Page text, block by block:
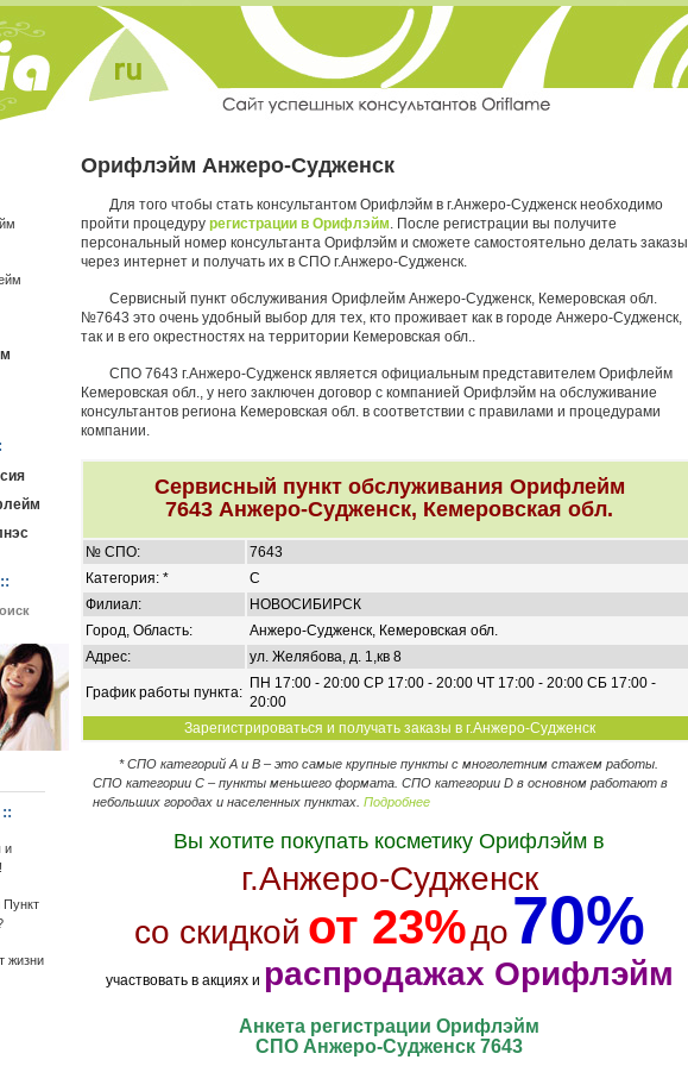
и
жизни
Орифлэйм Анжеро-Судженск
Для того чтобы стать консультантом Орифлэйм в г.Анжеро-Судженск необходимо
пройти процедуру регистрации в Орифлэйм. После регистрации вы получите
персональный номер консультанта Орифлэйм и сможете самостоятельно делать заказы
через интернет и получать их в СПО г.Анжеро-Судженск.
Сервисный пункт обслуживания Орифлейм Анжеро-Судженск, Кемеровская обл.
№7643 это очень удобный выбор для тех, кто проживает как в городе Анжеро-Судженск,
так и в его окрестностях на территории Кемеровская обл..
СПО 7643 г.Анжеро-Судженск является официальным представителем Орифлейм
Кемеровская обл., у него заключен договор с компанией Орифлэйм на обслуживание
консультантов региона Кемеровская обл. в соответствии с правилами и процедурами
компании.
Сервисный пункт обслуживания Орифлейм
7643 Анжеро-Судженск, Кемеровская обл.
№ СПО:
7643
Категория: *
C
Филиал:
НОВОСИБИРСК
Город, Область:
Анжеро-Судженск, Кемеровская обл.
Адрес:
ул. Желябова, д. 1,кв 8
График работы пункта:
ПН 17:00 - 20:00 СР 17:00 - 20:00 ЧТ 17:00 - 20:00 СБ 17:00 -
20:00
Зарегистрироваться и получать заказы в г.Анжеро-Судженск
* СПО категорий А и В – это самые крупные пункты с многолетним стажем работы.
СПО категории C – пункты меньшего формата. СПО категории D в основном работают в
небольших городах и населенных пунктах. Подробнее
Вы хотите покупать косметику Орифлэйм в
г.Анжеро-Судженск
со скидкой от 23%до70%
участвовать в акциях и распродажах Орифлэйм
Анкета регистрации Орифлэйм
СПО Анжеро-Судженск 7643